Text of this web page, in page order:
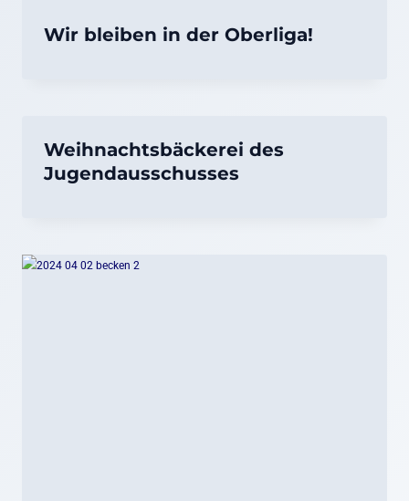
Wir bleiben in der Oberliga!
Weihnachtsbäckerei des
Jugendausschusses